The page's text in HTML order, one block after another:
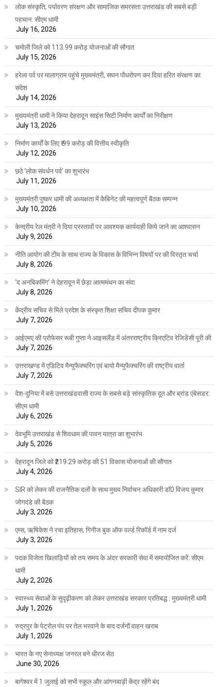
लोक संस्कृति, पर्यावरण संरक्षण और सामाजिक समरसता उत्तराखंड की सबसे बड़ी
पहचान: सीएम धामी
July 16, 2026
चमोली जिले को 113.99 करोड़ योजनाओं की सौगात
July 15, 2026
हरेला पर्व पर मालाग्राम पहुंचे मुख्यमंत्री, सघन पौधरोपण कर दिया हरित संरक्षण का
संदेश
July 14, 2026
मुख्यमंत्री धामी ने किया देहरादून साइंस सिटी निर्माण कार्यों का निरीक्षण
July 13, 2026
निर्माण कार्यों के लिए ₹ 99 करोड़ की वित्तीय स्वीकृति
July 12, 2026
छठे ‘लोक संवर्धन पर्व’ का शुभारंभ
July 11, 2026
मुख्यमंत्री पुष्कर धामी की अध्यक्षता में कैबिनेट की महत्वपूर्ण बैठक सम्पन्न
July 10, 2026
केन्द्रीय रेल मंत्री ने दिया प्रस्तावों पर आवश्यक कार्यवाही किये जाने का आश्वासन
July 9, 2026
नीति आयोग की टीम के साथ राज्य के विकास के विभिन्न विषयों पर की विस्तृत चर्चा
July 8, 2026
‘द अनबिकमिंग’ ने देहरादून में छेड़ा आत्ममंथन का संवा
July 8, 2026
केंद्रीय सचिव से मिले प्रदेश के संस्कृत शिक्षा सचिव दीपक कुमार
July 7, 2026
आईएमए की प्रोफेसर रूबी गुप्ता ने आइसलैंड में अंतरराष्ट्रीय क्रिएटिव रेजिडेंसी पूरी की
July 7, 2026
उत्तराखण्ड में एडिटिव मैन्युफैक्चरिंग एवं बायो मैन्युफैक्चरिंग की राष्ट्रीय वार्ता
July 7, 2026
देश-दुनिया में बसे उत्तराखंडवासी राज्य के सबसे बड़े सांस्कृतिक दूत और ब्रांड एंबेसडर:
सीएम धामी
July 6, 2026
देवभूमि उत्तराखंड से शिवधाम की पावन यात्रा का शुभारंभ
July 5, 2026
देहरादून जिले को ₹219.29 करोड़ की 51 विकास योजनाओं की सौगात
July 4, 2026
SIR को लेकर की राजनैतिक दलों के साथ मुख्य निर्वाचन अधिकारी डॉ0 विजय कुमार
जोगदंडे की बैठक
July 3, 2026
एम्स, ऋषिकेश ने रचा इतिहास, गिनीज बुक ऑफ वर्ल्ड रिकॉर्ड में नाम दर्ज
July 3, 2026
पदक विजेता खिलाड़ियों को तय समय के अंदर सरकारी सेवा में समायोजित करें: सीएम
धामी
July 2, 2026
स्वास्थ्य सेवाओं के सुदृढ़ीकरण को लेकर उत्तराखंड सरकार प्रतिबद्ध : मुख्यमंत्री धामी
July 1, 2026
रुद्रपुर के पेट्रोल पंप पर तेल भरवाने के बाद दर्जनों वाहन खराब
July 1, 2026
भारत के नए सेनाध्यक्ष जनरल बने धीरज सेठ
June 30, 2026
बागेश्वर में 1 जुलाई को सभी स्कूल और आंगनबाड़ी केंद्र रहेंगे बंद